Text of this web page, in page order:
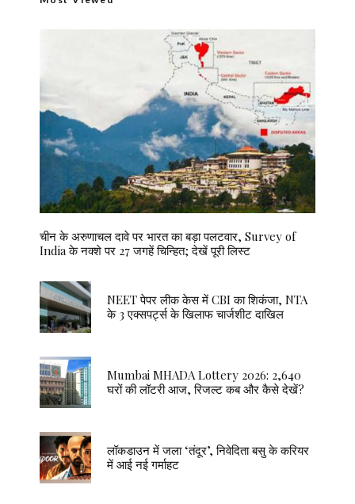
चीन के अरुणाचल दावे पर भारत का बड़ा पलटवार, Survey of
India के नक्शे पर 27 जगहें चिन्हित; देखें पूरी लिस्ट
NEET पेपर लीक केस में CBI का शिकंजा, NTA
के 3 एक्सपर्ट्स के खिलाफ चार्जशीट दाखिल
Mumbai MHADA Lottery 2026: 2,640
घरों की लॉटरी आज, रिजल्ट कब और कैसे देखें?
लॉकडाउन में जला ‘तंदूर’, निवेदिता बसु के करियर
में आई नई गर्माहट